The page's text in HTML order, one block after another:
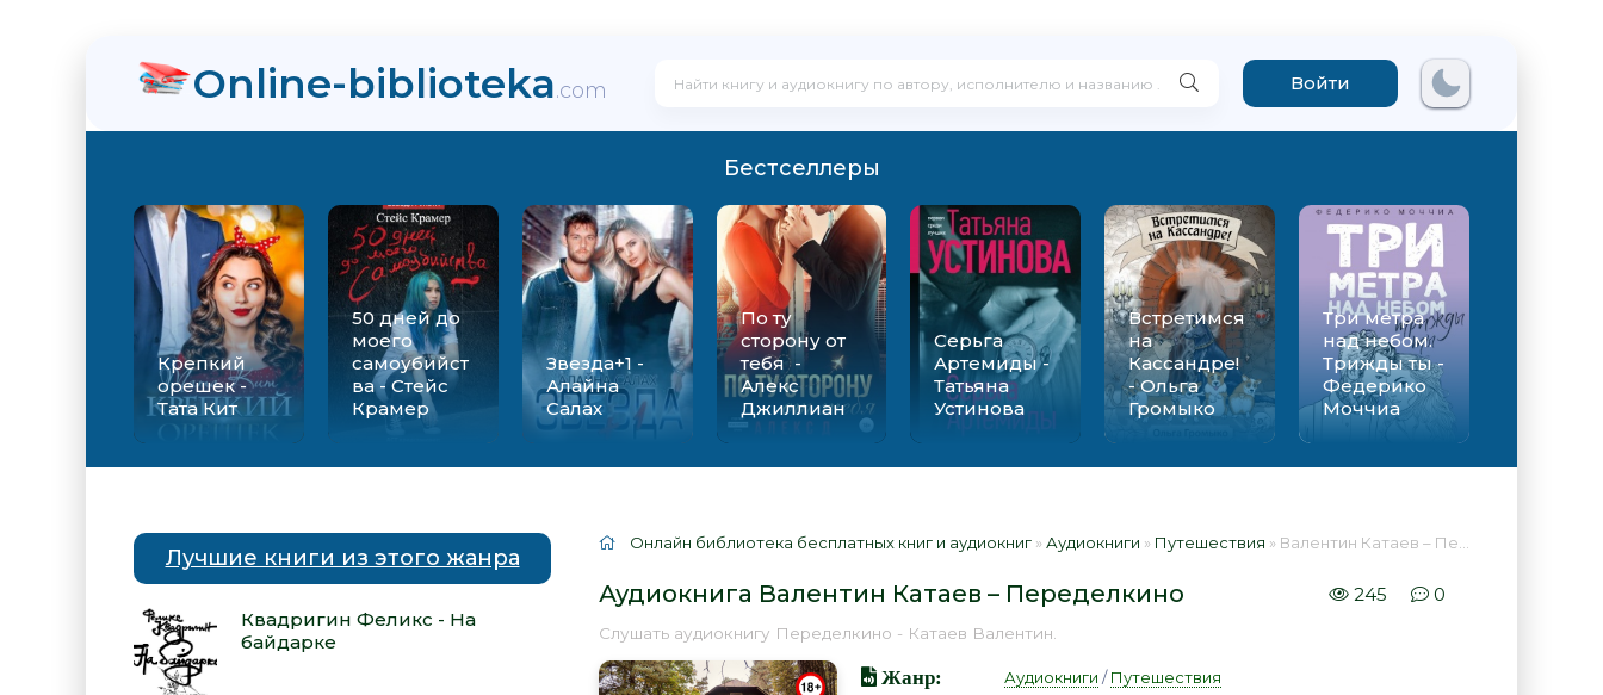
Online-biblioteka.com Войти
Бестселлеры
Крепкий
орешек -
Тата Кит
50 дней до
моего
самоубийст
ва - Стейс
Крамер
Звезда+1 -
Алайна
Салах
По ту
сторону от
тебя -
Алекс
Джиллиан
Серьга
Артемиды -
Татьяна
Устинова
Встретимся
на
Кассандре!
- Ольга
Громыко
Три метра
над небом.
Трижды ты -
Федерико
Моччиа
Лучшие книги из этого жанра
Квадригин Феликс - На
байдарке
Онлайн библиотека бесплатных книг и аудиокниг »Аудиокниги » Путешествия » Валентин Катаев – Переделкино 📕 - Книга онлайн бесплатно
Аудиокнига Валентин Катаев – Переделкино 245 0
Слушать аудиокнигу Переделкино - Катаев Валентин.
Жанр: Аудиокниги /Путешествия